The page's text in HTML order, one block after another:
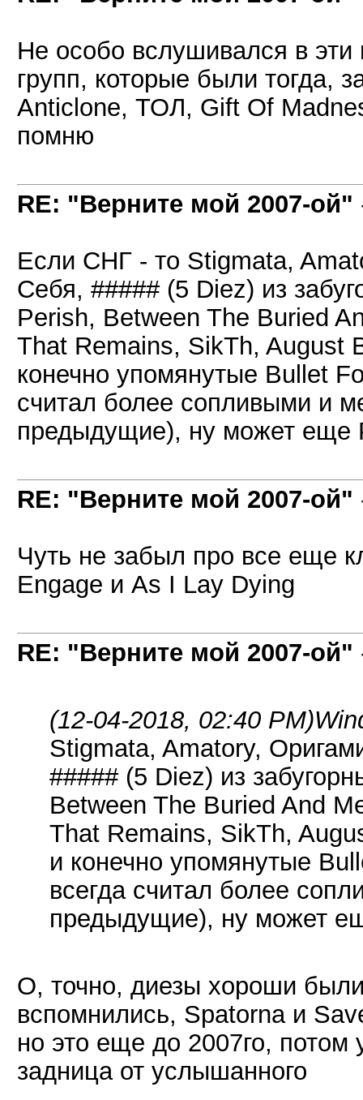
Не особо вслушивался в
групп, которые были тогда,
Anticlone, ТОЛ, Gift Of
помню
RE: "Верните мой 2007-ой"
Если СНГ - то Stigmata,
Себя, ##### (5 Diez) из
Perish, Between The Buried
That Remains, SikTh, August
конечно упомянутые Bullet
считал более сопливыми и
предыдущие), ну может еще
RE: "Верните мой 2007-ой"
Чуть не забыл про все еще
Engage и As I Lay Dying
RE: "Верните мой 2007-ой"
(12-04-2018, 02:40 PM)
Stigmata, Amatory,
##### (5 Diez) из
Between The Buried And
That Remains, SikTh,
и конечно упомянутые
всегда считал более
предыдущие), ну может
О, точно, диезы хороши
вспомнились, Spatorna и
но это еще до 2007го, потом
задница от услышанного